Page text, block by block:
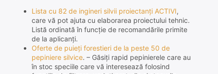
Lista cu 82 de ingineri silvii proiectanți ACTIVI,
care vă pot ajuta cu elaborarea proiectului tehnic.
Listă ordinată în funcție de recomandările primite
de la aplicanți.
Oferte de puieți forestieri de la peste 50 de
pepiniere silvice. – Găsiți rapid pepinierele care au
în stoc speciile care vă interesează folosind